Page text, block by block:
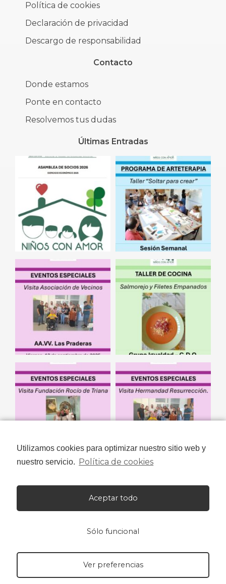
Utilizamos cookies para optimizar nuestro sitio web y
nuestro servicio. Política de cookies
Aceptar todo
Sólo funcional
Ver preferencias
Política de cookies
Declaración de privacidad
Descargo de responsabilidad
Contacto
Donde estamos
Ponte en contacto
Resolvemos tus dudas
Últimas Entradas
Niños con Amor© 2023 Todos los derechos reservados